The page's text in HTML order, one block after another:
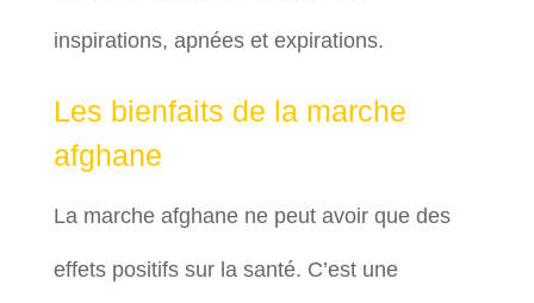
inspirations, apnées et expirations.
Les bienfaits de la marche
afghane
La marche afghane ne peut avoir que des
effets positifs sur la santé. C’est une